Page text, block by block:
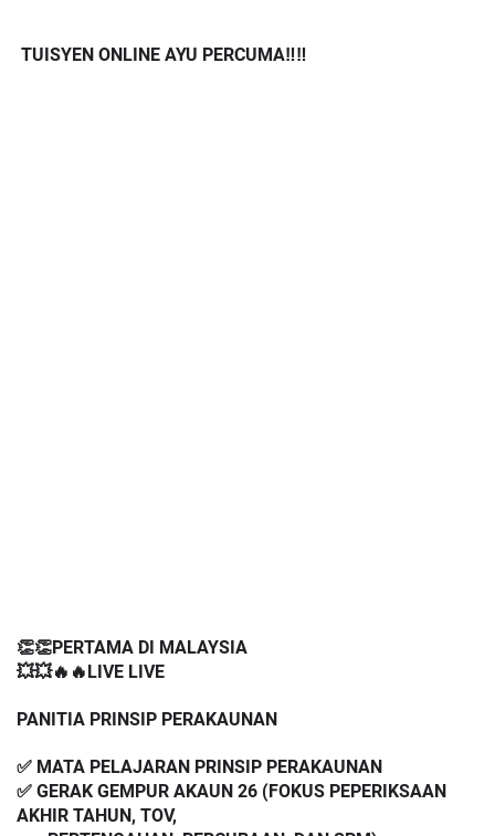
TUISYEN ONLINE AYU PERCUMA‼️‼️
👏👏PERTAMA DI MALAYSIA
💥💥🔥🔥LIVE LIVE
PANITIA PRINSIP PERAKAUNAN
✅ MATA PELAJARAN PRINSIP PERAKAUNAN
✅ GERAK GEMPUR AKAUN 26 (FOKUS PEPERIKSAAN
AKHIR TAHUN, TOV,